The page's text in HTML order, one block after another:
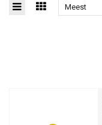
Meest